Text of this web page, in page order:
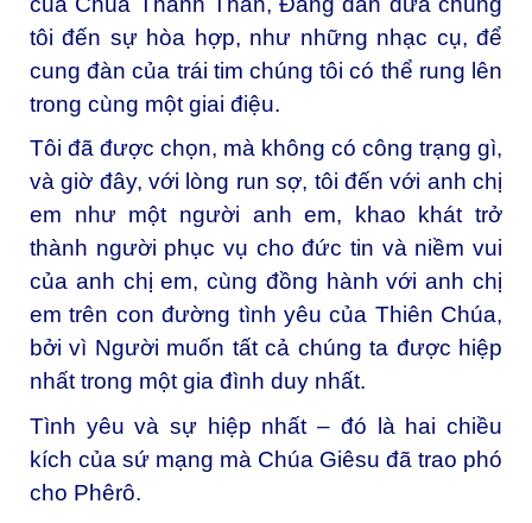
tôi đến sự hòa hợp, như những nhạc cụ, để
cung đàn của trái tim chúng tôi có thể rung lên
trong cùng một giai điệu.
Tôi đã được chọn, mà không có công trạng gì,
và giờ đây, với lòng run sợ, tôi đến với anh chị
em như một người anh em, khao khát trở
thành người phục vụ cho đức tin và niềm vui
của anh chị em, cùng đồng hành với anh chị
em trên con đường tình yêu của Thiên Chúa,
bởi vì Người muốn tất cả chúng ta được hiệp
nhất trong một gia đình duy nhất.
Tình yêu và sự hiệp nhất – đó là hai chiều
kích của sứ mạng mà Chúa Giêsu đã trao phó
cho Phêrô.